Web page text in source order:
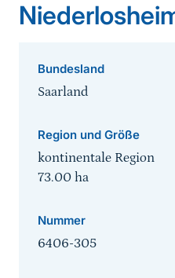
Bundesland
Saarland
Region und Größe
kontinentale Region
73.00 ha
Nummer
6406-305